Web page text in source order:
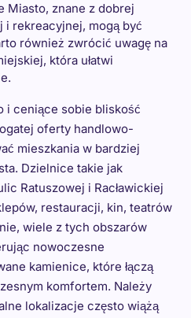
Miasto, znane z dobrej
rekreacyjnej, mogą być
również zwrócić uwagę na
która ułatwi
i ceniące sobie bliskość
oferty handlowo-
mieszkania w bardziej
Dzielnice takie jak
Ratuszowej i Racławickiej
restauracji, kin, teatrów
wiele z tych obszarów
nowoczesne
kamienice, które łączą
komfortem. Należy
lokalizacje często wiążą